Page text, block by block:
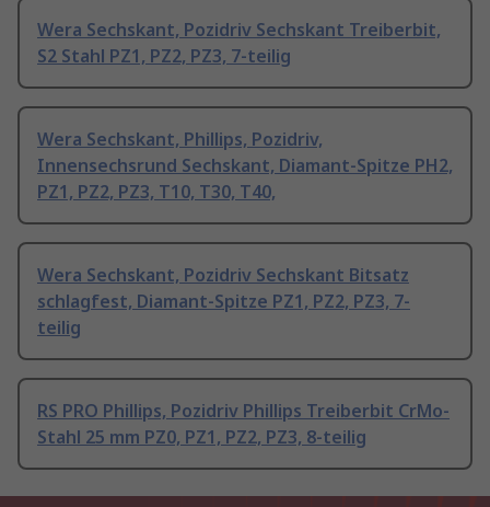
Wera Sechskant, Pozidriv Sechskant Treiberbit,
S2 Stahl PZ1, PZ2, PZ3, 7-teilig
Wera Sechskant, Phillips, Pozidriv,
Innensechsrund Sechskant, Diamant-Spitze PH2,
PZ1, PZ2, PZ3, T10, T30, T40,
Wera Sechskant, Pozidriv Sechskant Bitsatz
schlagfest, Diamant-Spitze PZ1, PZ2, PZ3, 7-
teilig
RS PRO Phillips, Pozidriv Phillips Treiberbit CrMo-
Stahl 25 mm PZ0, PZ1, PZ2, PZ3, 8-teilig